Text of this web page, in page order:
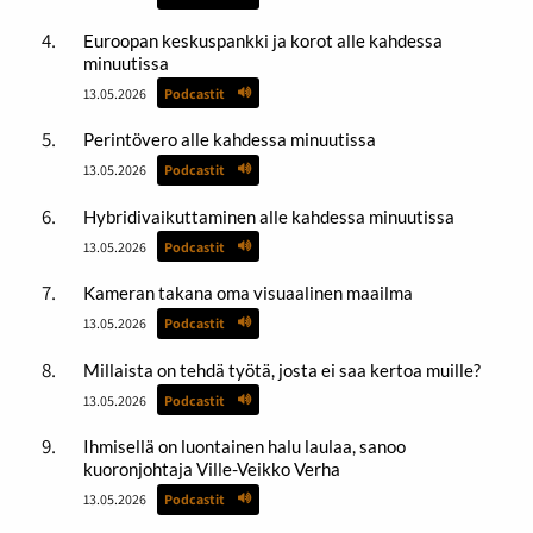
Euroopan keskuspankki ja korot alle kahdessa
minuutissa
13.05.2026 Podcastit
Perintövero alle kahdessa minuutissa
13.05.2026 Podcastit
Hybridivaikuttaminen alle kahdessa minuutissa
13.05.2026 Podcastit
Kameran takana oma visuaalinen maailma
13.05.2026 Podcastit
Millaista on tehdä työtä, josta ei saa kertoa muille?
13.05.2026 Podcastit
Ihmisellä on luontainen halu laulaa, sanoo
kuoronjohtaja Ville-Veikko Verha
13.05.2026 Podcastit